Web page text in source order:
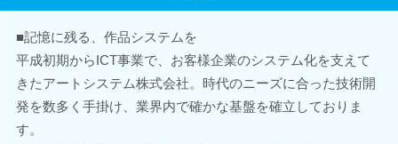
■記憶に残る、作品システムを
平成初期からICT事業で、お客様企業のシステム化を支えて
きたアートシステム株式会社。時代のニーズに合った技術開
発を数多く手掛け、業界内で確かな基盤を確立しておりま
す。